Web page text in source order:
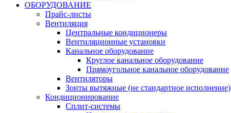
ОБОРУДОВАНИЕ
Прайс-листы
Вентиляция
Центральные кондиционеры
Вентиляционные установки
Канальное оборудование
Круглое канальное оборудование
Прямоугольное канальное оборудование
Вентиляторы
Зонты вытяжные (не стандартное исполнение)
Кондиционирование
Сплит-системы